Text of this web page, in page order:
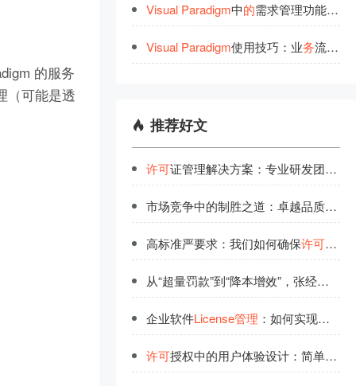
的服务
（可能是透
Visual Paradigm中的需求管理功能详
Visual Paradigm使用技巧：业务流程图中数据对象
推荐好文
许可证管理解决方案：专业研发团队的品质保证
市场竞争中的制胜之道：卓越品质与优质服务并重
高标准严要求：我们如何确保许可管理
从“超量罚款”到“降本增效”，张经理的License
企业软件License管理 ：如何实现稳定可靠的全生命周期管控
许可授权中的用户体验设计：简单背后的技术实力